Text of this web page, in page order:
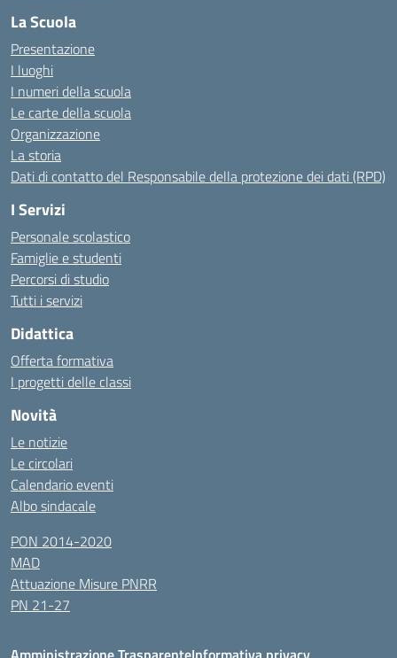
La Scuola
Presentazione
I luoghi
I numeri della scuola
Le carte della scuola
Organizzazione
La storia
Dati di contatto del Responsabile della protezione dei dati (RPD)
I Servizi
Personale scolastico
Famiglie e studenti
Percorsi di studio
Tutti i servizi
Didattica
Offerta formativa
I progetti delle classi
Novità
Le notizie
Le circolari
Calendario eventi
Albo sindacale
PON 2014-2020
MAD
Attuazione Misure PNRR
PN 21-27